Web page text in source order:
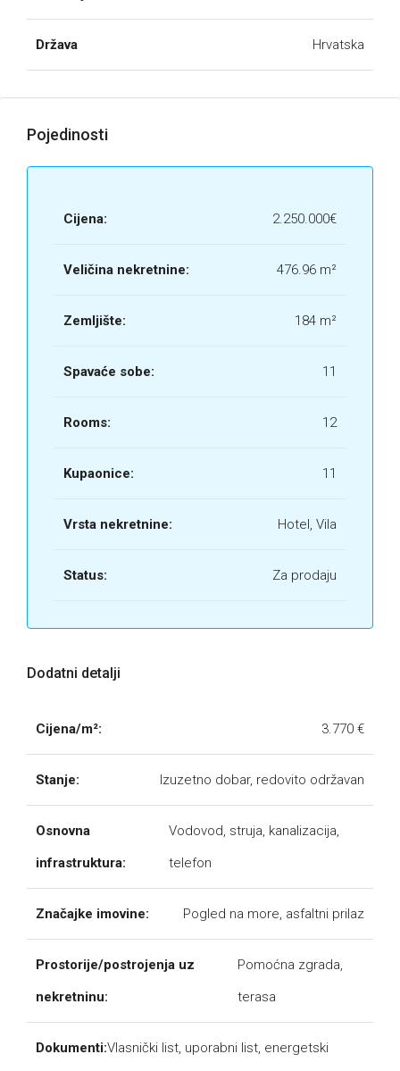
Država Hrvatska
Pojedinosti
Cijena: 2.250.000€
Veličina nekretnine: 476.96 m²
Zemljište: 184 m²
Spavaće sobe: 11
Rooms: 12
Kupaonice: 11
Vrsta nekretnine: Hotel, Vila
Status: Za prodaju
Dodatni detalji
Cijena/m²: 3.770 €
Stanje: Izuzetno dobar, redovito održavan
Osnovna
infrastruktura:
Vodovod, struja, kanalizacija,
telefon
Značajke imovine: Pogled na more, asfaltni prilaz
Prostorije/postrojenja uz
nekretninu:
Pomoćna zgrada,
terasa
Dokumenti:Vlasnički list, uporabni list, energetski